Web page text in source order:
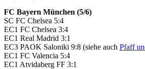
FC Bayern München (5/6)
SC FC Chelsea 5:4
EC1 FC Chelsea 3:4
EC1 Real Madrid 3:1
EC3 PAOK Saloniki 9:8 (siehe auch Pfaff
EC1 FC Valencia 5:4
EC1 Atvidaberg FF 3:1